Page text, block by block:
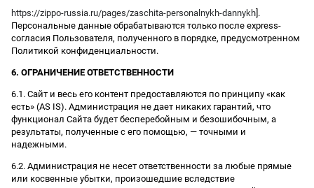
https://zippo-russia.ru/pages/zaschita-personalnykh-dannykh ].
Персональные данные обрабатываются только после express-
согласия Пользователя, полученного в порядке, предусмотренном
Политикой конфиденциальности.
6. ОГРАНИЧЕНИЕ ОТВЕТСТВЕННОСТИ
6.1. Сайт и весь его контент предоставляются по принципу «как
есть» (AS IS). Администрация не дает никаких гарантий, что
функционал Сайта будет бесперебойным и безошибочным, а
результаты, полученные с его помощью, — точными и
надежными.
6.2. Администрация не несет ответственности за любые прямые
или косвенные убытки, произошедшие вследствие